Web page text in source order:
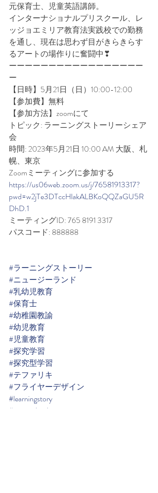
元保育士、児童英語講師。
インターナショナルプリスクール、レ
ッジョエミリア教育法実践校での勤務
を通し、現在は思わず目がきらきらす
るアートの場作りに奮闘中❣
ーーーーーーーーーーーーーーーーー
ー
【日時】5月21日（日）10:00-12:00
【参加費】無料
【参加方法】zoomにて
トピック: ラーニングストーリーシェア
会
時間: 2023年5月21日 10:00 AM 大阪、札
幌、東京
Zoomミーティングに参加する
https://us06web.zoom.us/j/76581913317?
pwd=w2jTe3DTccHlakALBKoQQZaGU5R
DhD.1
ミーティングID: 765 8191 3317
パスコード: 888888
#ラーニングストーリー
#ニュージーランド
#乳幼児教育
#保育士
#幼稚園教諭
#幼児教育
#児童教育
#探究学習
#探究型学習
#テファリキ
#フライヤーデザイン
#learningstory
#newzealand